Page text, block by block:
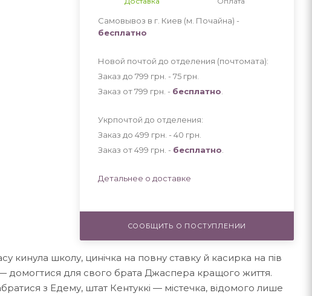
Самовывоз в г. Киев (м. Почайна) -
бесплатно
Новой почтой до отделения (почтомата):
Заказ до 799 грн. - 75 грн
Заказ от 799 грн. - бесплатно
Укрпочтой до отделения:
Заказ до 499 грн. - 40 грн
Заказ от 499 грн. - бесплатно
Детальнее о доставке
СООБЩИТЬ О ПОСТУПЛЕНИИ
кинула школу, цинічка на повну ставку й касирка на пів
— домогтися для свого брата Джаспера кращого життя.
з Едему, штат Кентуккі — містечка, відомого лише